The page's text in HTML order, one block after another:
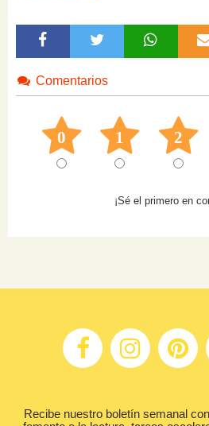
Comentarios
0 1 2
¡Sé el primero en
Recibe nuestro boletín semanal